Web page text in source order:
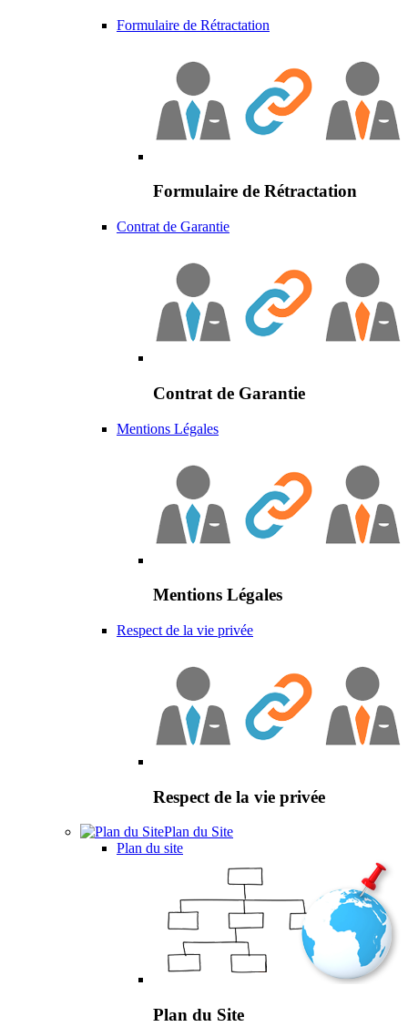
Formulaire de Rétractation
Formulaire de Rétractation
Contrat de Garantie
Contrat de Garantie
Mentions Légales
Mentions Légales
Respect de la vie privée
Respect de la vie privée
Plan du Site
Plan du site
Plan du Site